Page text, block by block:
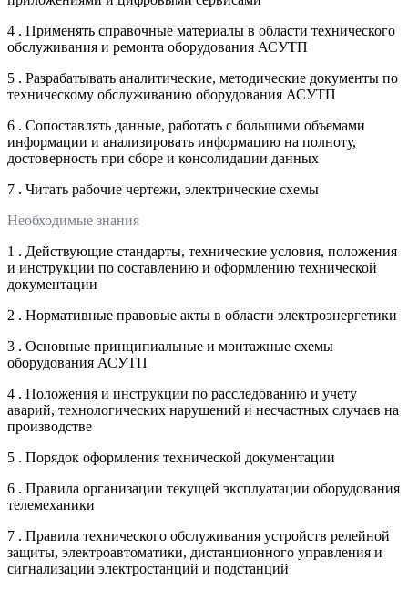
4 . Применять справочные материалы в области технического
обслуживания и ремонта оборудования АСУТП
5 . Разрабатывать аналитические, методические документы по
техническому обслуживанию оборудования АСУТП
6 . Сопоставлять данные, работать с большими объемами
информации и анализировать информацию на полноту,
достоверность при сборе и консолидации данных
7 . Читать рабочие чертежи, электрические схемы
Необходимые знания
1 . Действующие стандарты, технические условия, положения
и инструкции по составлению и оформлению технической
документации
2 . Нормативные правовые акты в области электроэнергетики
3 . Основные принципиальные и монтажные схемы
оборудования АСУТП
4 . Положения и инструкции по расследованию и учету
аварий, технологических нарушений и несчастных случаев на
производстве
5 . Порядок оформления технической документации
6 . Правила организации текущей эксплуатации оборудования
телемеханики
7 . Правила технического обслуживания устройств релейной
защиты, электроавтоматики, дистанционного управления и
сигнализации электростанций и подстанций